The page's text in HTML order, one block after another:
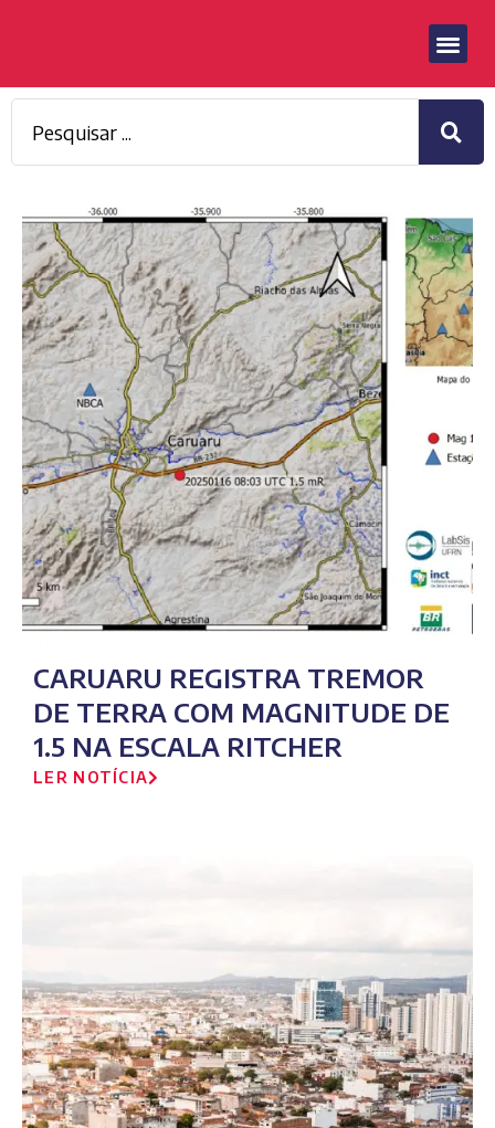
CARUARU REGISTRA TREMOR
DE TERRA COM MAGNITUDE DE
1.5 NA ESCALA RITCHER
LER NOTÍCIA